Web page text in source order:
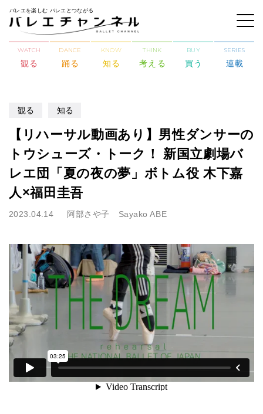
バレエを楽しむ バレエとつながる
WATCH
観る
DANCE
踊る
KNOW
知る
THINK
考える
BUY
買う
SERIES
連載
観る 知る
【リハーサル動画あり】男性ダンサーの
トウシューズ・トーク！ 新国立劇場バ
レエ団「夏の夜の夢」ボトム役 木下嘉
人×福田圭吾
2023.04.14 阿部さや子 Sayako ABE